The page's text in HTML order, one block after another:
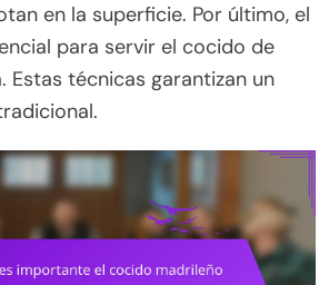
en la superficie. Por último, el
para servir el cocido de
Estas técnicas garantizan un